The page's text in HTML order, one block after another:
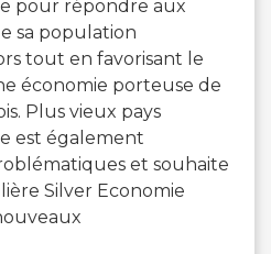
pour répondre aux
sa population
tout en favorisant le
économie porteuse de
Plus vieux pays
est également
et souhaite
Silver Economie